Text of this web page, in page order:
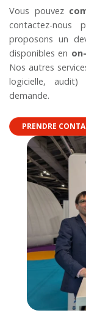
Vous pouvez
contactez-nous
proposons un
disponibles en
Nos autres
logicielle, audit)
demande.
PRENDRE